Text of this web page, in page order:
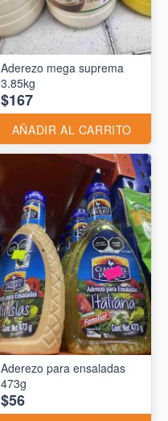
Aderezo mega suprema
3.85kg
$167
AÑADIR AL CARRITO
Aderezo para ensaladas
473g
$56